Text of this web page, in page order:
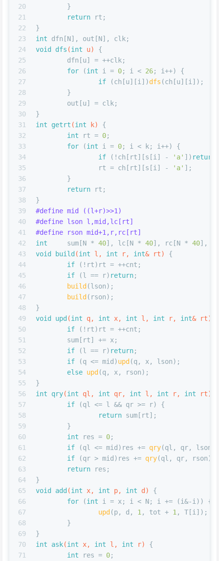
20
21
22
23
24
25
26
27
28
29
30
31
32
33
34
35
36
37
38
39
40
41
42
43
44
45
46
47
48
49
50
51
52
53
54
55
56
57
58
59
60
61
62
63
64
65
66
67
68
69
70
71
	}
return rt;
}
int dfn[N], out[N], clk;
void
dfs (int u)
{
	dfn[u] = ++clk;
for (int i = 0; i < 26; i++) {
if (ch[u][i])dfs (ch[u][i]);
	}
	out[u] = clk;
}
int
getrt (int k)
{
int rt = 0;
for (int i = 0; i < k; i++) {
if (!ch[rt][s[i] - 'a' ]) return
		rt = ch[rt][s[i] -
'a' ];
	}
return rt;
}
#define mid ((l+r)>>1)
#define lson l,mid,lc[rt]
#define rson mid+1,r,rc[rt]
int
	sum[N *
40], lc[N * 40], rc[N * 40],
void
build (int l, int r, int& rt)
{
if (!rt)rt = ++cnt;
if (l == r) return;
build (lson);
build (rson);
}
void
upd (int q, int x, int l, int r, int& rt)
if (!rt)rt = ++cnt;
	sum[rt] += x;
if (l == r) return;
if (q <= mid)upd (q, x, lson);
else upd (q, x, rson);
}
int
qry(int ql, int qr, int l, int r, int rt)
if (ql <= l && qr >= r) {
return sum[rt];
	}
int res = 0;
if (ql <= mid)res += qry(ql, qr, lson);
if (qr > mid)res += qry(ql, qr, rson);
return res;
}
void
add (int x, int p, int d)
{
for (int i = x; i < N; i += (i&-i)) {
upd (p, d, 1 , tot + 1 , T[i]);
	}
}
int
ask(int x, int l, int r)
{
int res = 0;